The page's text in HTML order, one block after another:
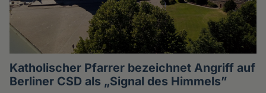
Katholischer Pfarrer bezeichnet Angriff auf
Berliner CSD als „Signal des Himmels”